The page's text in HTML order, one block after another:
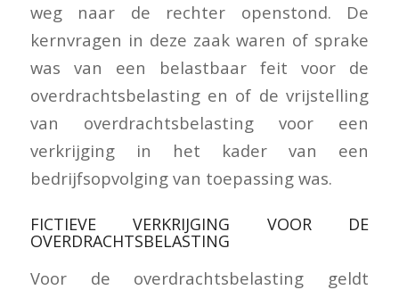
weg naar de rechter openstond. De
kernvragen in deze zaak waren of sprake
was van een belastbaar feit voor de
overdrachtsbelasting en of de vrijstelling
van overdrachtsbelasting voor een
verkrijging in het kader van een
bedrijfsopvolging van toepassing was.
FICTIEVE VERKRIJGING VOOR DE
OVERDRACHTSBELASTING
Voor de overdrachtsbelasting geldt